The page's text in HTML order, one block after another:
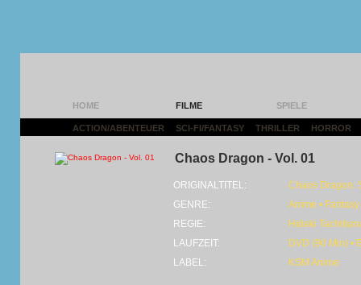
HOME FILME SPIELE
ACTION/ABENTEUER SCI-FI/FANTASY THRILLER HORROR
Chaos Dragon - Vol. 01
ORIGINALTITEL:
Chaos Dragon:
GENRE:
Anime • Fantasy
REGIE:
Hideki
LAUFZEIT:
DVD (90 Min) •
LABEL:
KSM Anime